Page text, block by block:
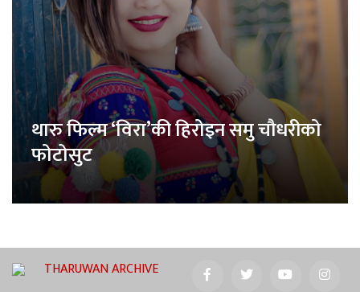
थारु फिल्म ‘विरा’की हिरोइन समु चौधरीको
फोटोसुट
THARUWAN ARCHIVE